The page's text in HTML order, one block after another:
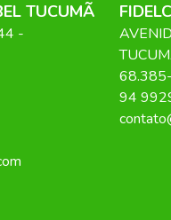
TUCUMÃ
-
94